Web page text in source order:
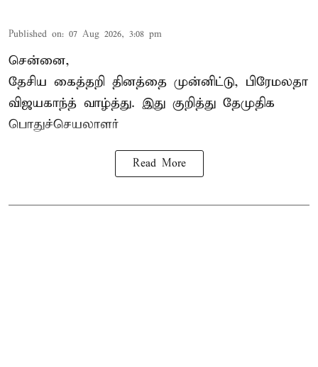
Published on: 07 Aug 2026, 3:08 pm
சென்னை,
தேசிய கைத்தறி தினத்தை முன்னிட்டு, பிரேமலதா
விஜயகாந்த் வாழ்த்து. இது குறித்து தேமுதிக
பொதுச்செயலாளர்
Read More